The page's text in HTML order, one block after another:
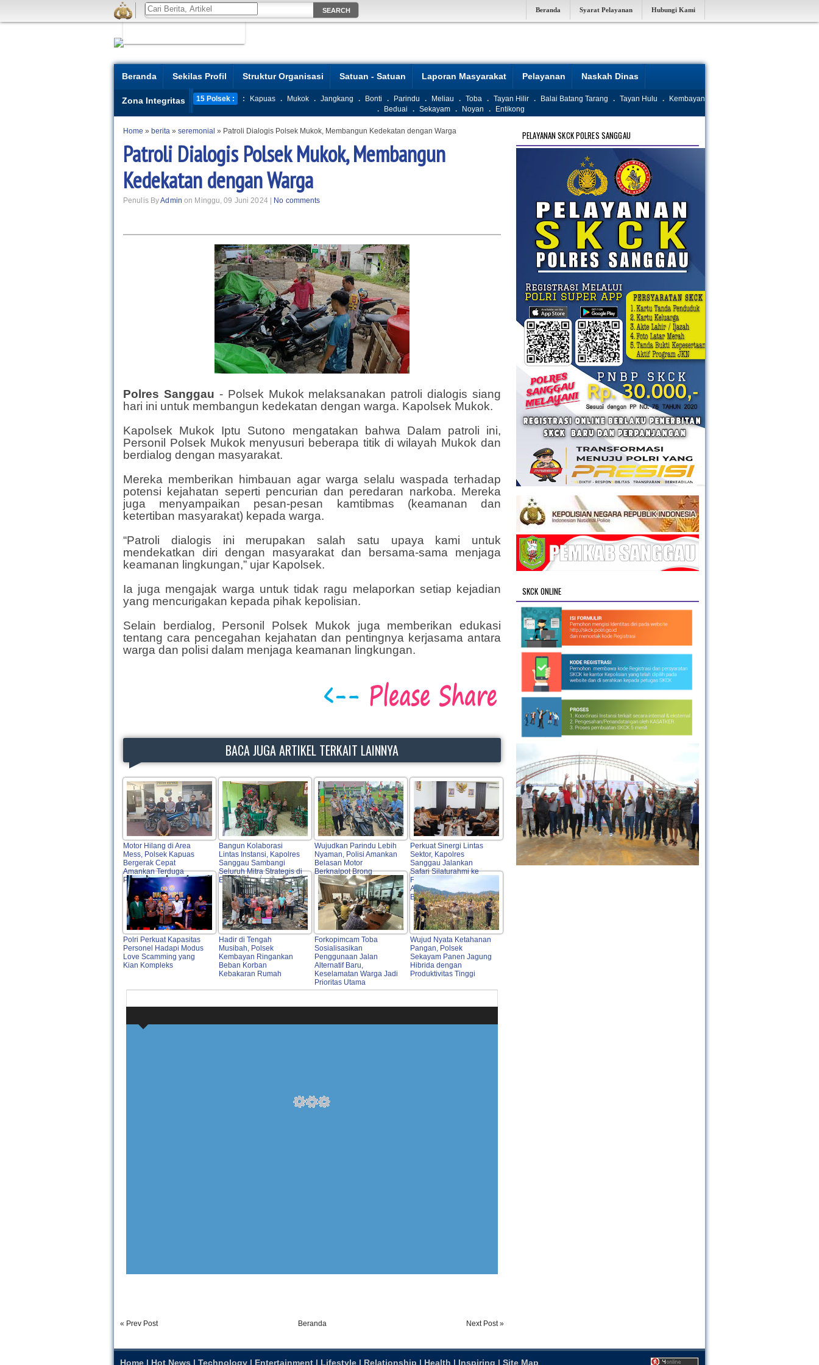
Beranda Syarat Pelayanan Hubungi Kami
Beranda Sekilas Profil Struktur Organisasi Satuan - Satuan Laporan Masyarakat Pelayanan Naskah Dinas
Zona Integritas 15 Polsek : : Kapuas . Mukok . Jangkang . Bonti . Parindu . Meliau . Toba . Tayan Hilir . Balai Batang Tarang . Tayan Hulu .
Kembayan
.
Beduai . Sekayam . Noyan . Entikong
Home » berita » seremonial » Patroli Dialogis Polsek Mukok, Membangun Kedekatan dengan Warga
Patroli Dialogis Polsek Mukok, Membangun
Kedekatan dengan Warga
Penulis ByAdmin on Minggu, 09 Juni 2024 | No comments
Polres Sanggau - Polsek Mukok melaksanakan patroli dialogis siang
hari ini untuk membangun kedekatan dengan warga. Kapolsek Mukok.
Kapolsek Mukok Iptu Sutono mengatakan bahwa Dalam patroli ini,
Personil Polsek Mukok menyusuri beberapa titik di wilayah Mukok dan
berdialog dengan masyarakat.
Mereka memberikan himbauan agar warga selalu waspada terhadap
potensi kejahatan seperti pencurian dan peredaran narkoba. Mereka
juga menyampaikan pesan-pesan kamtibmas (keamanan dan
ketertiban masyarakat) kepada warga.
“Patroli dialogis ini merupakan salah satu upaya kami untuk
mendekatkan diri dengan masyarakat dan bersama-sama menjaga
keamanan lingkungan,” ujar Kapolsek.
Ia juga mengajak warga untuk tidak ragu melaporkan setiap kejadian
yang mencurigakan kepada pihak kepolisian.
Selain berdialog, Personil Polsek Mukok juga memberikan edukasi
tentang cara pencegahan kejahatan dan pentingnya kerjasama antara
warga dan polisi dalam menjaga keamanan lingkungan.
BACA JUGA ARTIKEL TERKAIT LAINNYA
Motor Hilang di Area
Mess, Polsek Kapuas
Bergerak Cepat
Amankan Terduga
Pelaku
Bangun Kolaborasi
Lintas Instansi, Kapolres
Sanggau Sambangi
Seluruh Mitra Strategis di
Entikong
Wujudkan Parindu Lebih
Nyaman, Polisi Amankan
Belasan Motor
Berknalpot Brong
Perkuat Sinergi Lintas
Sektor, Kapolres
Sanggau Jalankan
Safari Silaturahmi ke
Forkopimda, Tokoh
Agama, OPD hingga
Bulog
Polri Perkuat Kapasitas
Personel Hadapi Modus
Love Scamming yang
Kian Kompleks
Hadir di Tengah
Musibah, Polsek
Kembayan Ringankan
Beban Korban
Kebakaran Rumah
Forkopimcam Toba
Sosialisasikan
Penggunaan Jalan
Alternatif Baru,
Keselamatan Warga Jadi
Prioritas Utama
Wujud Nyata Ketahanan
Pangan, Polsek
Sekayam Panen Jagung
Hibrida dengan
Produktivitas Tinggi
« Prev Post Next Post »
Beranda
PELAYANAN SKCK POLRES SANGGAU
SKCK ONLINE
Home | Hot News | Technology | Entertainment | Lifestyle | Relationship | Health | Inspiring | Site Map